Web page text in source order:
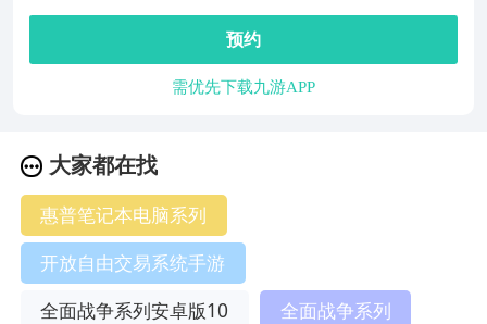
预约
需优先下载九游APP
大家都在找
惠普笔记本电脑系列
开放自由交易系统手游
全面战争系列安卓版10
全面战争系列